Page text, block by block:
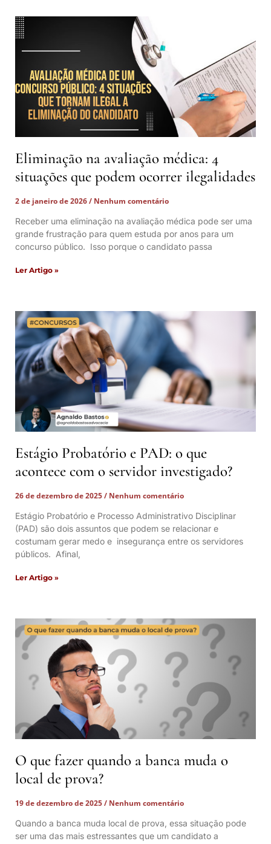
Eliminação na avaliação médica: 4
situações que podem ocorrer ilegalidades
2 de janeiro de 2026
Nenhum comentário
Receber uma eliminação na avaliação médica pode ser uma
grande frustração para quem estuda por anos para um
concurso público. Isso porque o candidato passa
Ler Artigo »
Estágio Probatório e PAD: o que
acontece com o servidor investigado?
26 de dezembro de 2025
Nenhum comentário
Estágio Probatório e Processo Administrativo Disciplinar
(PAD) são dois assuntos que podem se relacionar e
costumam gerar medo e insegurança entre os servidores
públicos. Afinal,
Ler Artigo »
O que fazer quando a banca muda o
local de prova?
19 de dezembro de 2025
Nenhum comentário
Quando a banca muda local de prova, essa situação pode
ser uma das mais estressantes que um candidato a